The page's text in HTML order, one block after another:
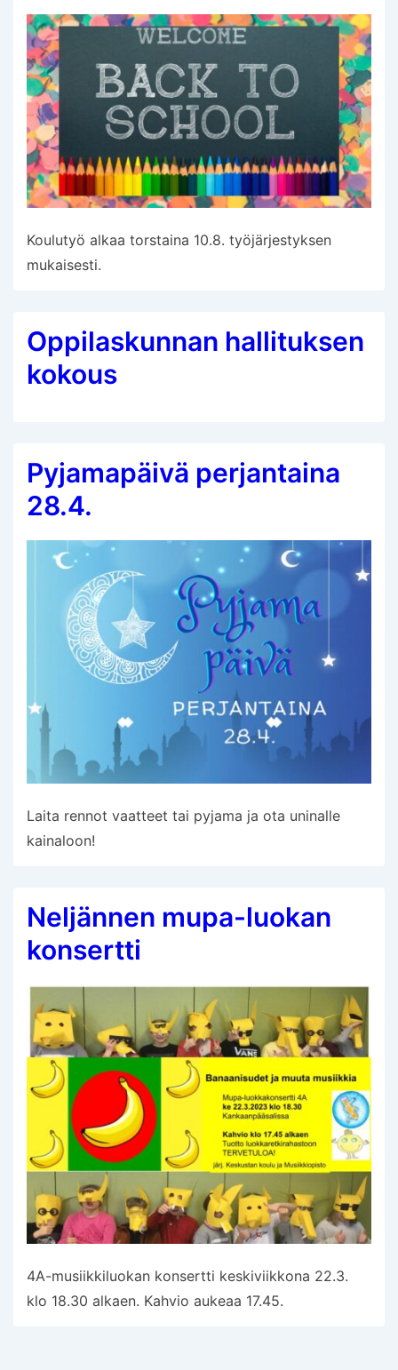
Koulutyö alkaa torstaina 10.8. työjärjestyksen
mukaisesti.
Oppilaskunnan hallituksen
kokous
Pyjamapäivä perjantaina
28.4.
Laita rennot vaatteet tai pyjama ja ota uninalle
kainaloon!
Neljännen mupa-luokan
konsertti
4A-musiikkiluokan konsertti keskiviikkona 22.3.
klo 18.30 alkaen. Kahvio aukeaa 17.45.